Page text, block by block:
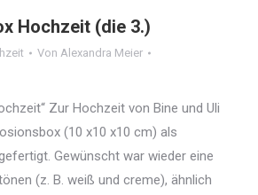
Hochzeit (die 3.)
Von Alexandra Meier
Zur Hochzeit von Bine und Uli
(10 x10 x10 cm) als
Gewünscht war wieder eine
(z. B. weiß und creme), ähnlich